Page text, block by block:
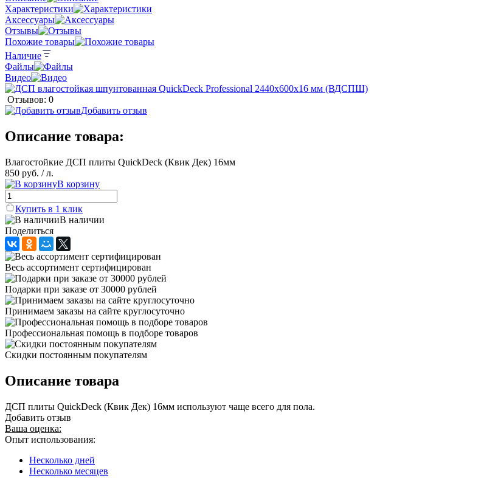
Характеристики
Аксессуары
Отзывы
Похожие товары
Наличие
Файлы
Видео
Отзывов: 0
Добавить отзыв
Описание товара:
Влагостойкие ДСП плиты QuickDeck (Квик Дек) 16мм
850 руб. / л.
В корзину
Купить в 1 клик
В наличии
Поделиться
Весь ассортимент сертифицирован
Подарки при заказе от 30000 рублей
Принимаем заказы на сайте круглосуточно
Профессиональная помощь в подборе товаров
Скидки постоянным покупателям
Описание товара
ДСП плиты QuickDeck (Квик Дек) 16мм используют чаще всего для пола.
Добавить отзыв
Ваша оценка:
Опыт использования:
Несколько дней
Несколько месяцев